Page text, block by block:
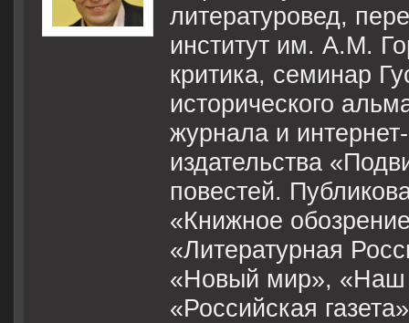
литературовед,
институт им. А.М.
критика, семинар
исторического
журнала и
издательства
повестей.
«Книжное
«Литературная
«Новый мир», «Наш
«Российская